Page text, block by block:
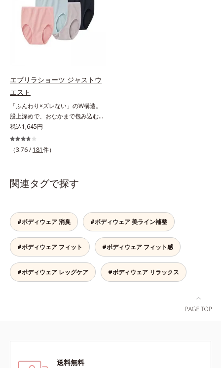
の威力がわかります。
エブリラショーツ ジャストウ
エスト
「ふんわり×ズレない」のW構造。
股上深めで、おなかまで包み込む。
肌ストレスのない究極のリラックス
感たっぷりの布分量を使った立体設
計でヒップをすっぽり包み込み、ズ
へのやさしさ」と「フィット感」を
同時に実現。脇の縫い目やタグもな
は股上が深めで、おなかまですっぽ
り包み込みます。※エブリラショー
ツはすべて同色2枚組です。
税込1,645円
（3.76 / 181件）
関連タグで探す
#ボディウェア 消臭 #ボディウェア 美ライン補整
#ボディウェア フィット #ボディウェア フィット感
#ボディウェア レッグケア #ボディウェア リラックス
送料無料